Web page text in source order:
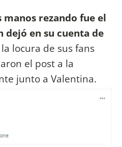
manos rezando fue el
dejó en su cuenta de
locura de sus fans
el post a la
junto a Valentina.